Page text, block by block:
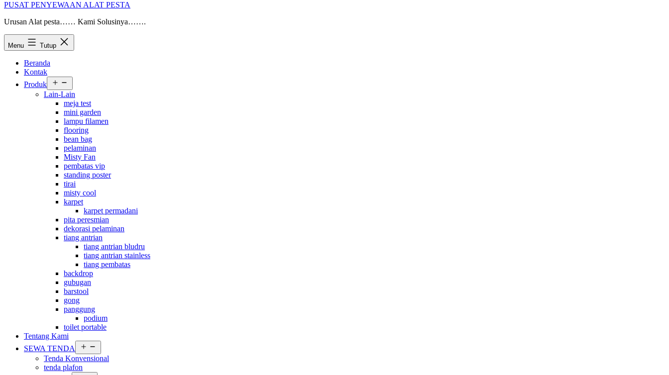
PUSAT PENYEWAAN ALAT PESTA
Urusan Alat pesta…… Kami Solusinya…….
Menu Tutup
Beranda
Kontak
Produk
menu
Lain-Lain
meja test
mini garden
lampu filamen
flooring
bean bag
pelaminan
Misty Fan
pembatas vip
standing poster
tirai
misty cool
karpet
karpet permadani
pita peresmian
dekorasi pelaminan
tiang antrian
tiang antrian bludru
tiang antrian stainless
tiang pembatas
backdrop
gubugan
barstool
gong
panggung
podium
toilet portable
Tentang Kami
SEWA TENDA
menu
Tenda Konvensional
tenda plafon